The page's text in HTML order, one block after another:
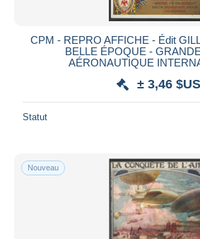
CPM - REPRO AFFICHE - Édit
BELLE ÉPOQUE -
AÉRONAUTIQUE
± 3,46 $US
Statut
Nouveau